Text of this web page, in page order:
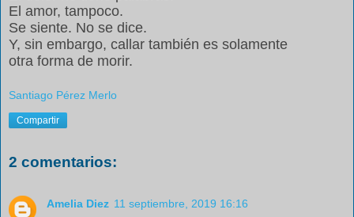
El amor, tampoco.
Se siente. No se dice.
Y, sin embargo, callar también es solamente
otra forma de morir.
Santiago Pérez Merlo
Compartir
2 comentarios:
Amelia Diez 11 septiembre, 2019 16:16